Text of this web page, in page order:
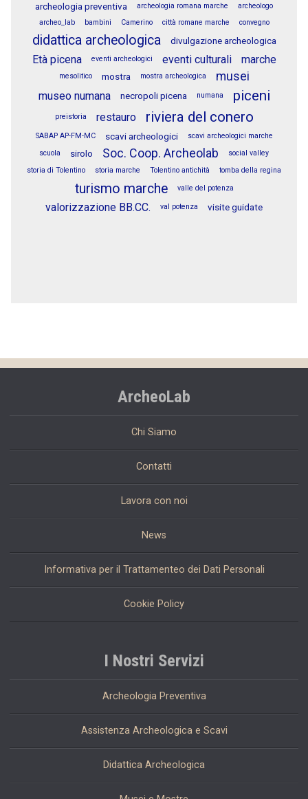
archeologia preventiva archeologia romana marche
archeologo
archeo_lab
bambini Camerino città romane marche convegno
didattica archeologica divulgazione archeologica
Età picena eventi archeologici eventi culturali marche
mesolitico mostra mostra archeologica musei
museo numana necropoli picena numana piceni
preistoria restauro riviera del conero
SABAP AP-FM-MC scavi archeologici
scavi archeologici marche
scuola
sirolo Soc. Coop. Archeolab
social valley
storia di Tolentino
storia marche Tolentino antichità tomba della regina
turismo marche valle del potenza
valorizzazione BB.CC. val potenza visite guidate
ArcheoLab
Chi Siamo
Contatti
Lavora con noi
News
Informativa per il Trattamenteo dei Dati Personali
Cookie Policy
I Nostri Servizi
Archeologia Preventiva
Assistenza Archeologica e Scavi
Didattica Archeologica